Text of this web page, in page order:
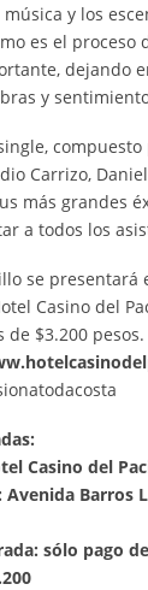
y los
es el proceso
dejando
y
Carrizo,
más grandes
a todos los
se presentará
Casino del
de $3.200
Casino del
Avenida Barros
sólo pago